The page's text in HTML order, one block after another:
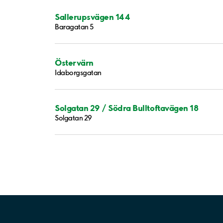
Sallerupsvägen 144
Baragatan 5
Östervärn
Idaborgsgatan
Solgatan 29 / Södra Bulltoftavägen 18
Solgatan 29